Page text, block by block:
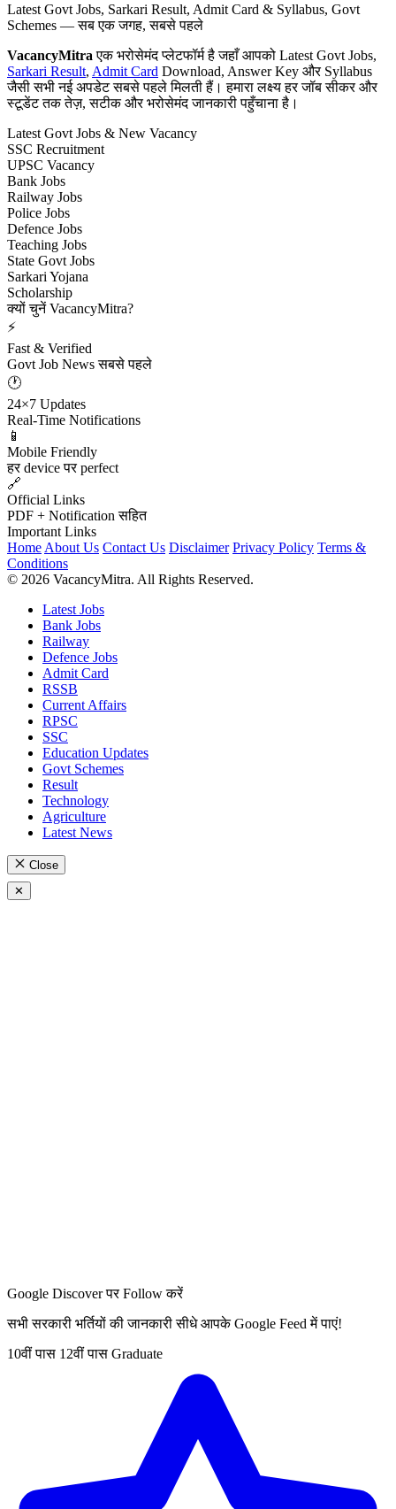
Latest Govt Jobs, Sarkari Result, Admit Card & Syllabus, Govt
Schemes — सब एक जगह, सबसे पहले
VacancyMitra एक भरोसेमंद प्लेटफॉर्म है जहाँ आपको Latest Govt Jobs,
Sarkari Result, Admit Card Download, Answer Key और Syllabus
जैसी सभी नई अपडेट सबसे पहले मिलती हैं। हमारा लक्ष्य हर जॉब सीकर और
स्टूडेंट तक तेज़, सटीक और भरोसेमंद जानकारी पहुँचाना है।
Latest Govt Jobs & New Vacancy
SSC Recruitment
UPSC Vacancy
Bank Jobs
Railway Jobs
Police Jobs
Defence Jobs
Teaching Jobs
State Govt Jobs
Sarkari Yojana
Scholarship
क्यों चुनें VacancyMitra?
⚡
Fast & Verified
Govt Job News सबसे पहले
🕐
24×7 Updates
Real-Time Notifications
📱
Mobile Friendly
हर device पर perfect
🔗
Official Links
PDF + Notification सहित
Important Links
Home About Us Contact Us Disclaimer Privacy Policy Terms &
Conditions
© 2026 VacancyMitra. All Rights Reserved.
Latest Jobs
Bank Jobs
Railway
Defence Jobs
Admit Card
RSSB
Current Affairs
RPSC
SSC
Education Updates
Govt Schemes
Result
Technology
Agriculture
Latest News
Close
✕
Google Discover पर Follow करें
सभी सरकारी भर्तियों की जानकारी सीधे आपके Google Feed में पाएं!
10वीं पास 12वीं पास Graduate